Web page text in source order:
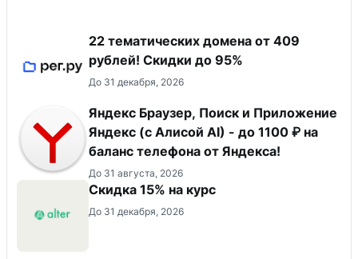
22 тематических домена от 409
рублей! Скидки до 95%
До 31 декабря, 2026
Яндекс Браузер, Поиск и Приложение
Яндекс (с Алисой AI) - до 1100 ₽ на
баланс телефона от Яндекса!
До 31 августа, 2026
Скидка 15% на курс
До 31 декабря, 2026